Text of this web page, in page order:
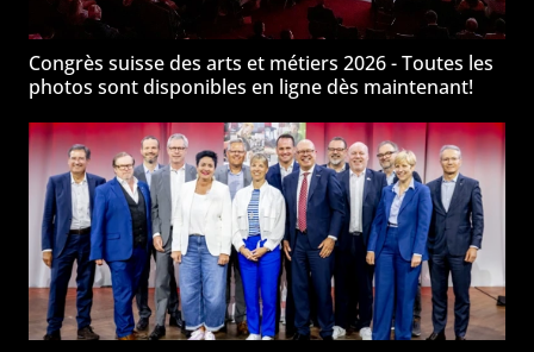
Congrès suisse des arts et métiers 2026 - Toutes les
photos sont disponibles en ligne dès maintenant!